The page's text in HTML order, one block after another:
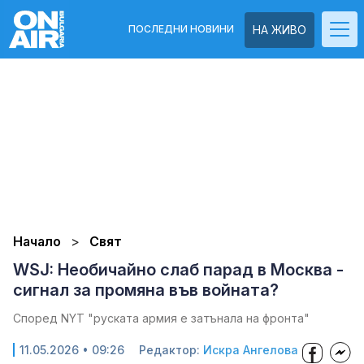
НА ЖИВО
ПОСЛЕДНИ НОВИНИ
Начало Свят
WSJ: Необичайно слаб парад в Москва -
сигнал за промяна във войната?
Според NYT "руската армия е затънала на фронта"
11.05.2026 • 09:26 Редактор: Искра Ангелова